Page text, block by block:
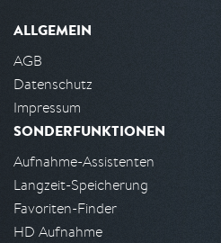
ALLGEMEIN
AGB
Datenschutz
Impressum
SONDERFUNKTIONEN
Aufnahme-Assistenten
Langzeit-Speicherung
Favoriten-Finder
HD Aufnahme